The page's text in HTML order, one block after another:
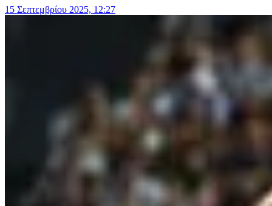
15 Σεπτεμβρίου 2025, 12:27